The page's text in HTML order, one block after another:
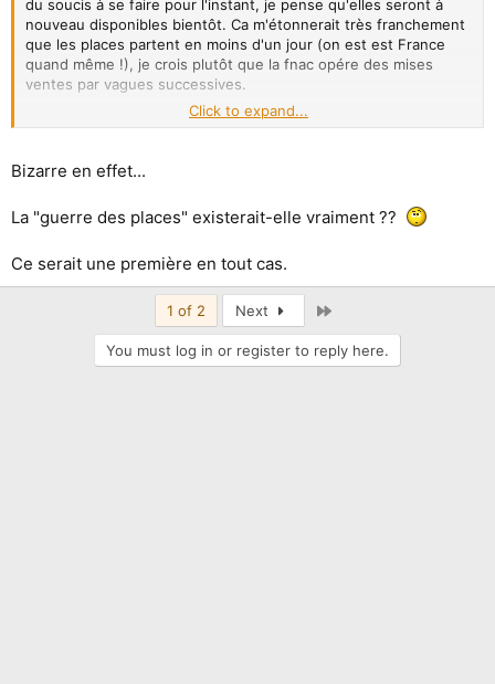
du soucis à se faire pour l'instant, je pense qu'elles seront à
nouveau disponibles bientôt. Ca m'étonnerait très franchement
que les places partent en moins d'un jour (on est est France
quand même !), je crois plutôt que la fnac opére des mises
ventes par vagues successives.
La même chose sur le réseau Ticketnet. Ca montre quand
Click to expand...
Bizarre en effet...
La "guerre des places" existerait-elle vraiment ??
Ce serait une première en tout cas.
1 of 2 Next
You must log in or register to reply here.